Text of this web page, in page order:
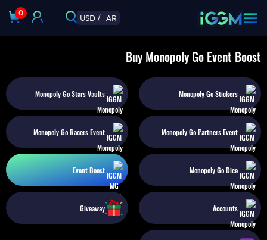
AR
/
USD
0
Buy Monopoly Go Event Boost
Monopoly Go Stickers
Monopoly Go Stars Vaults
Monopoly Go Partners Event
Monopoly Go Racers Event
Monopoly Go Dice
Event Boost
Accounts
Giveaway